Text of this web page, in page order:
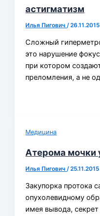
астигматизм
Илья Пигович /26.11.2015
Сложный
это нарушение
при котором
преломления, а не
Медицина
Атерома мочки
Илья Пигович /25.11.2015
Закупорка протока
опухолевидному
имея вывода, секрет